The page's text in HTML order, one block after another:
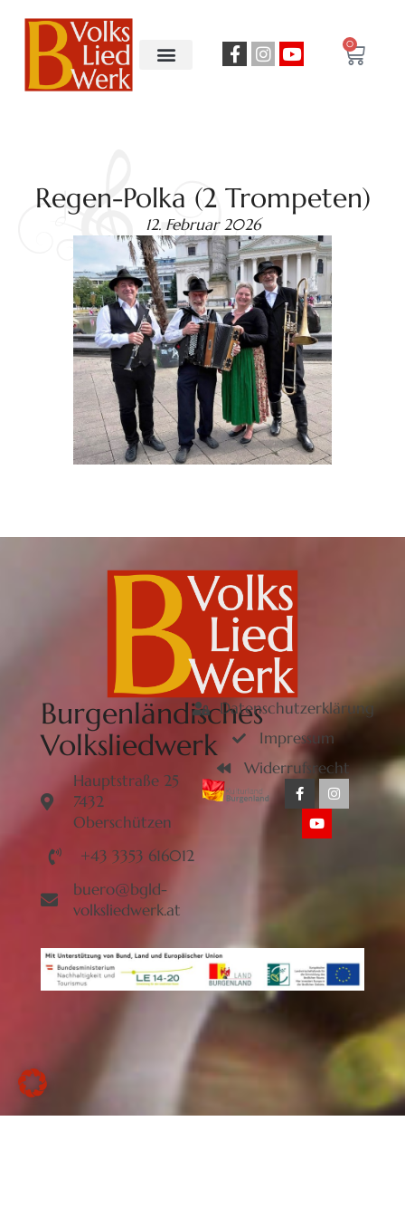
0
Regen-Polka (2 Trompeten)
12. Februar 2026
Burgenländisches
Volksliedwerk
Hauptstraße 25
7432
Oberschützen
+43 3353 616012
buero@bgld-
volksliedwerk.at
Datenschutzerklärung
Impressum
Widerrufsrecht